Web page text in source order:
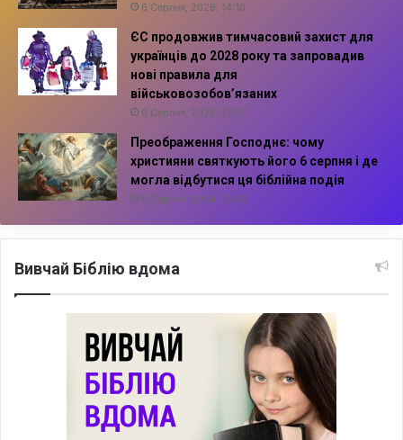
6 Серпня, 2026, 14:10
ЄС продовжив тимчасовий захист для
українців до 2028 року та запровадив
нові правила для
військовозобов’язаних
6 Серпня, 2026, 13:57
Преображення Господнє: чому
християни святкують його 6 серпня і де
могла відбутися ця біблійна подія
6 Серпня, 2026, 13:42
Вивчай Біблію вдома